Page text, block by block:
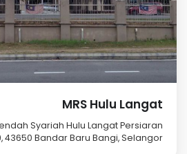
MRS Hulu Langat
Syariah Hulu Langat Persiaran
43650 Bandar Baru Bangi, Selangor